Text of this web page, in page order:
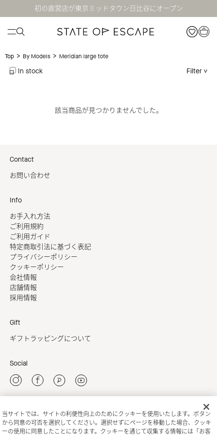
初の直営店が東京ミッドタウン日比谷にオープン
Top > By Models > Meridian large tote
In stock Filter
該当商品が見つかりませんでした。
Contact
お問い合わせ
Info
お手入れ方法
ご利用規約
ご利用ガイド
特定商取引法に基づく表記
プライバシーポリシー
クッキーポリシー
会社情報
店舗情報
採用情報
Gift
ギフトラッピングについて
Social
新規会員登録
当サイトでは、サイトの利便性向上のためにクッキーを使用いたします。ボタン
から同意の可否を選択してください。選択せずにページを移動した場合、クッキ
ーの使用に同意したことになります。クッキーを通じて収集する情報には「お客